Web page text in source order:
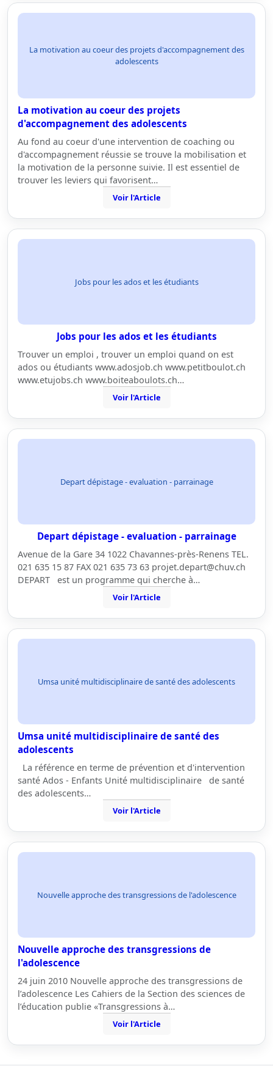
La motivation au coeur des projets d'accompagnement des
adolescents
La motivation au coeur des projets
d'accompagnement des adolescents
Au fond au coeur d'une intervention de coaching ou
d'accompagnement réussie se trouve la mobilisation et
la motivation de la personne suivie. Il est essentiel de
trouver les leviers qui favorisent…
Voir l'Article
Jobs pour les ados et les étudiants
Jobs pour les ados et les étudiants
Trouver un emploi , trouver un emploi quand on est
ados ou étudiants www.adosjob.ch www.petitboulot.ch
www.etujobs.ch www.boiteaboulots.ch…
Voir l'Article
Depart dépistage - evaluation - parrainage
Depart dépistage - evaluation - parrainage
Avenue de la Gare 34 1022 Chavannes-près-Renens TEL.
021 635 15 87 FAX 021 635 73 63 projet.depart@chuv.ch
DEPART est un programme qui cherche à…
Voir l'Article
Umsa unité multidisciplinaire de santé des adolescents
Umsa unité multidisciplinaire de santé des
adolescents
La référence en terme de prévention et d'intervention
santé Ados - Enfants Unité multidisciplinaire de santé
des adolescents…
Voir l'Article
Nouvelle approche des transgressions de l'adolescence
Nouvelle approche des transgressions de
l'adolescence
24 juin 2010 Nouvelle approche des transgressions de
l’adolescence Les Cahiers de la Section des sciences de
l’éducation publie «Transgressions à…
Voir l'Article